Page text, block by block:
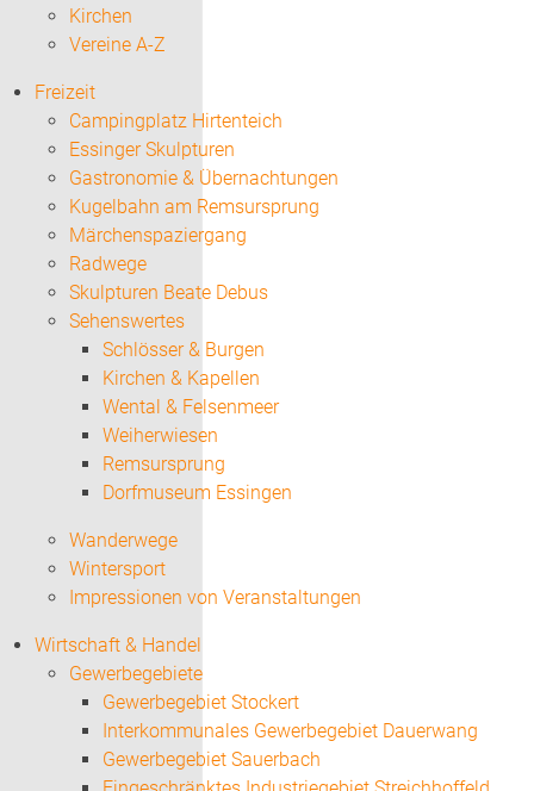
Kirchen
Vereine A-Z
Freizeit
Campingplatz Hirtenteich
Essinger Skulpturen
Gastronomie & Übernachtungen
Kugelbahn am Remsursprung
Märchenspaziergang
Radwege
Skulpturen Beate Debus
Sehenswertes
Schlösser & Burgen
Kirchen & Kapellen
Wental & Felsenmeer
Weiherwiesen
Remsursprung
Dorfmuseum Essingen
Wanderwege
Wintersport
Impressionen von Veranstaltungen
Wirtschaft & Handel
Gewerbegebiete
Gewerbegebiet Stockert
Interkommunales Gewerbegebiet Dauerwang
Gewerbegebiet Sauerbach